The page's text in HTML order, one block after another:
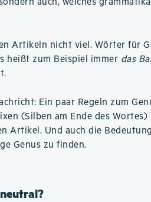
Artikeln nicht viel. Wörter für
heißt zum Beispiel immer das
Ein paar Regeln zum
(Silben am Ende des
Artikel. Und auch die
Genus zu finden.